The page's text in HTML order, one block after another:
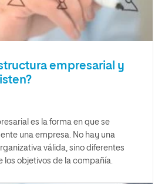
empresarial y
es la forma en que se
una empresa. No hay una
válida, sino diferentes
los objetivos de la compañía.